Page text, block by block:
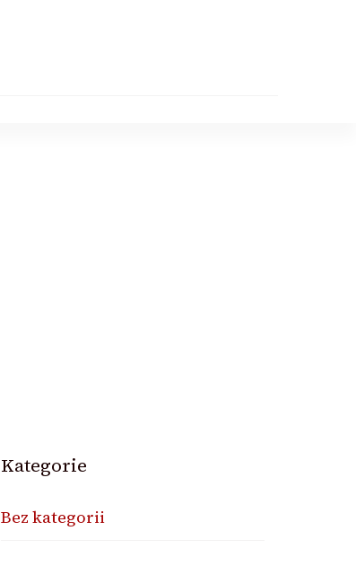
Kategorie
Bez kategorii